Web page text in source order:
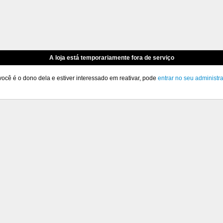
A loja está temporariamente fora de serviço
é o dono dela e estiver interessado em reativar, pode entrar no seu